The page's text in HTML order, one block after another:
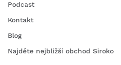
Podcast
Kontakt
Blog
Najděte nejbližší obchod Siroko